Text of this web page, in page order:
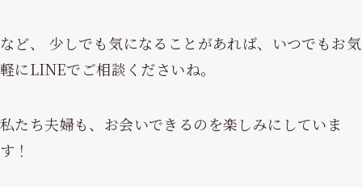
など、 少しでも気になることがあれば、いつでもお気
軽にLINEでご相談くださいね。
私たち夫婦も、お会いできるのを楽しみにしていま
す！